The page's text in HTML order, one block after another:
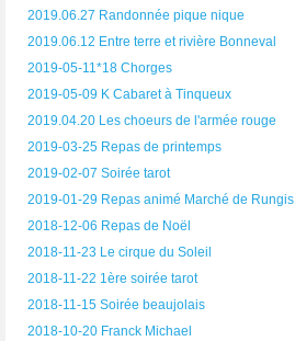
2019.06.27 Randonnée pique nique
2019.06.12 Entre terre et rivière Bonneval
2019-05-11*18 Chorges
2019-05-09 K Cabaret à Tinqueux
2019.04.20 Les choeurs de l'armée rouge
2019-03-25 Repas de printemps
2019-02-07 Soirée tarot
2019-01-29 Repas animé Marché de Rungis
2018-12-06 Repas de Noël
2018-11-23 Le cirque du Soleil
2018-11-22 1ère soirée tarot
2018-11-15 Soirée beaujolais
2018-10-20 Franck Michael